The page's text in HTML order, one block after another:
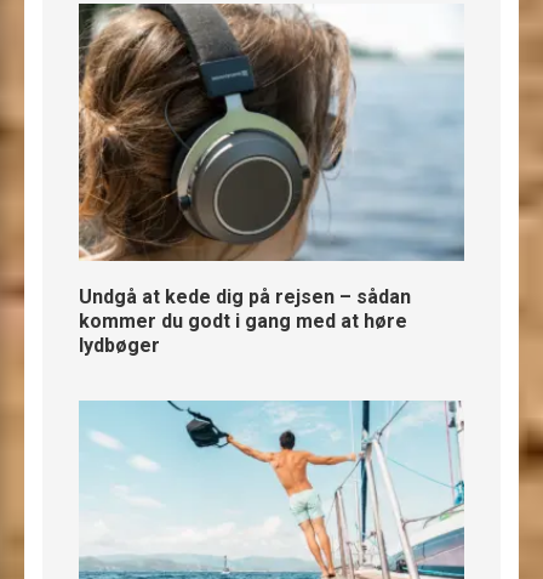
Undgå at kede dig på rejsen – sådan
kommer du godt i gang med at høre
lydbøger